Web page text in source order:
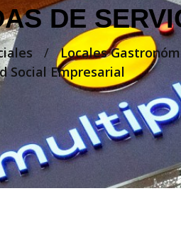
DE
/ Locales
Social Empresarial